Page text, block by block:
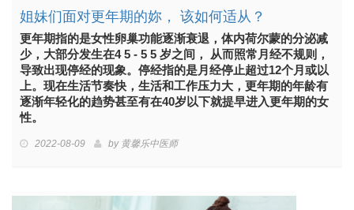
姐妹们面对更年期的妳， 该如何适从？
更年期指的是女性卵巢功能逐渐衰退，体内荷尔蒙的分泌减
少，大部分发生在4 5 - 5 5 岁之间， 从而照常月经不规则，
导致出现停经的现象。停经指的是月经停止超过12个月或以
上。现在生活节奏快，生活和工作压力大，更年期的年龄有
逐渐年轻化的趋势甚至有在40岁以下就提早进入更年期的女
性。
2022-08-09 by 黄馨乐中医师